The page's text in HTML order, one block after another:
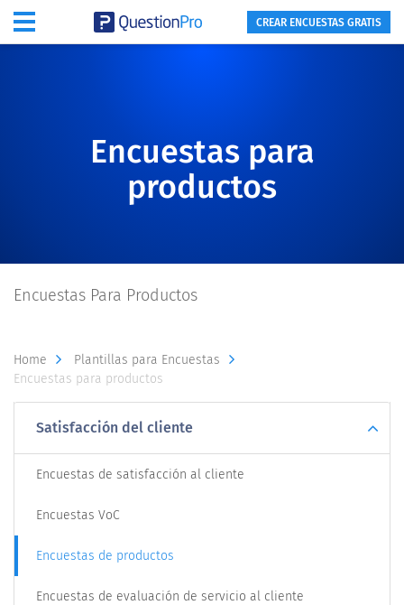
CREAR ENCUESTAS GRATIS
Encuestas para
productos
Encuestas Para Productos
Home
Plantillas para Encuestas
Encuestas para productos
Satisfacción del cliente
Encuestas de satisfacción al cliente
Encuestas VoC
Encuestas de productos
Encuestas de evaluación de servicio al cliente